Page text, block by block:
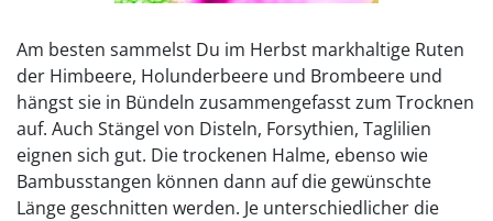
Am besten sammelst Du im Herbst markhaltige Ruten
der Himbeere, Holunderbeere und Brombeere und
hängst sie in Bündeln zusammengefasst zum Trocknen
auf. Auch Stängel von Disteln, Forsythien, Taglilien
eignen sich gut. Die trockenen Halme, ebenso wie
Bambusstangen können dann auf die gewünschte
Länge geschnitten werden. Je unterschiedlicher die